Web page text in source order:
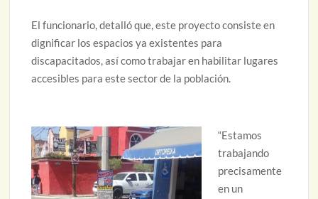
El funcionario, detalló que, este proyecto consiste en
dignificar los espacios ya existentes para
discapacitados, así como trabajar en habilitar lugares
accesibles para este sector de la población.
“Estamos
trabajando
precisamente
en un